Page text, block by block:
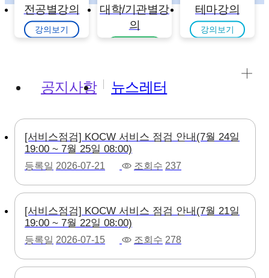
전공별강의
강의보기
대학/기관별강
의
테마강의
강의보기
공지사항 뉴스레터
[서비스점검] KOCW 서비스 점검 안내(7월 24일
19:00 ~ 7월 25일 08:00)
등록일 2026-07-21 조회수 237
[서비스점검] KOCW 서비스 점검 안내(7월 21일
19:00 ~ 7월 22일 08:00)
등록일 2026-07-15 조회수 278